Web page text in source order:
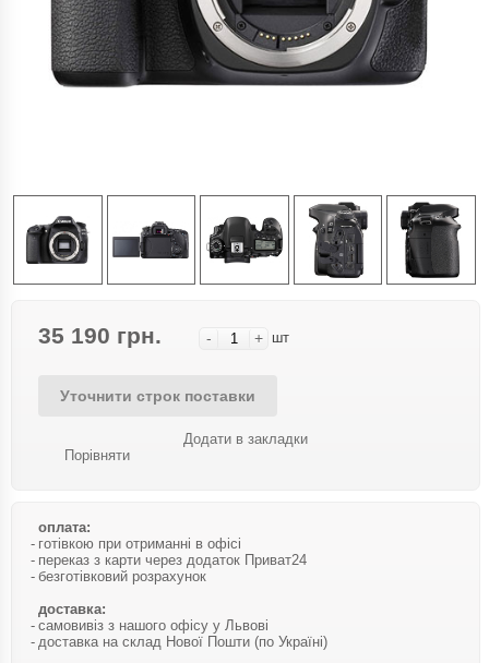
35 190 грн. - + шт
Уточнити строк поставки
Порівняти
Додати в закладки
оплата:
готівкою при отриманні в офісі
переказ з карти через додаток Приват24
безготівковий розрахунок
доставка:
самовивіз з нашого офісу у Львові
доставка на склад Нової Пошти (по Україні)